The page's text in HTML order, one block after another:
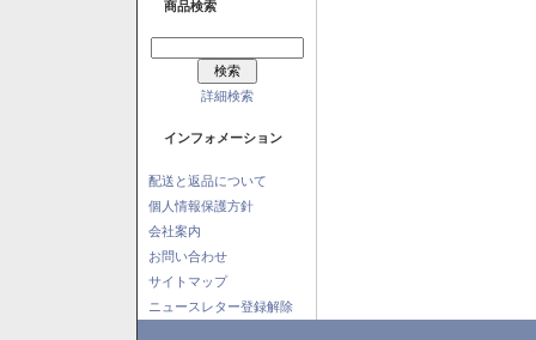
商品検索
詳細検索
インフォメーション
配送と返品について
個人情報保護方針
会社案内
お問い合わせ
サイトマップ
ニュースレター登録解除